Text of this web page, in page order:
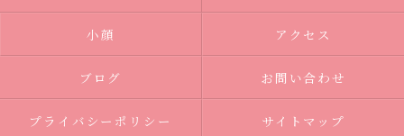
小顔 アクセス
ブログ お問い合わせ
プライバシーポリシー サイトマップ